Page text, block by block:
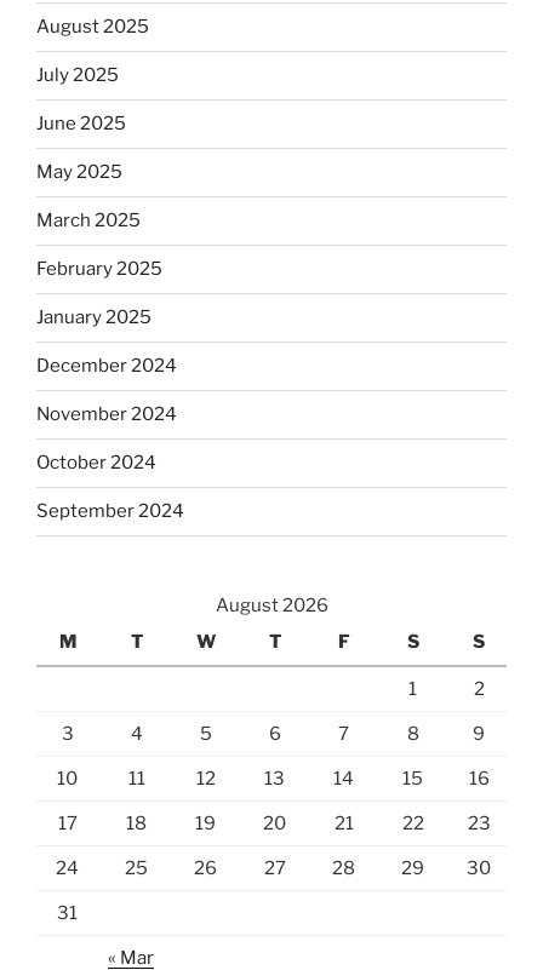
August 2025
July 2025
June 2025
May 2025
March 2025
February 2025
January 2025
December 2024
November 2024
October 2024
September 2024
August 2026
M
T W T F S S
1 2
3 4 5 6 7 8 9
10 11 12 13 14 15 16
17 18 19 20 21 22 23
24 25 26 27 28 29 30
31
« Mar